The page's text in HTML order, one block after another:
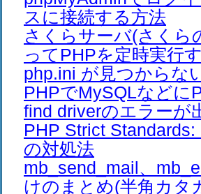
スに接続する方法
さくらサーバ(さくら
ってPHPを定時実行
php.ini が見つからな
PHPでMySQLなどに
find driverのエラーが
PHP Strict
の対処法
mb_send_mail、
けのまとめ(半角カタ